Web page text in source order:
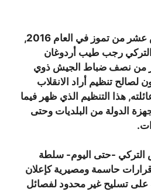
أظهرت أحداث الخامس عشر من تموز في العام 2016,
رجب طيب أردوغان
من نصف ضباط الجيش ذوي
لصالح تنظيم أراد الانقلاب
هذا التنظيم الذي ظهر فيما
الدولة من البلديات وحتى
التركي -حتى اليوم- سلطة
حاسمة ومصيرية كإعلان
على تسليح غير محدود لفصائل